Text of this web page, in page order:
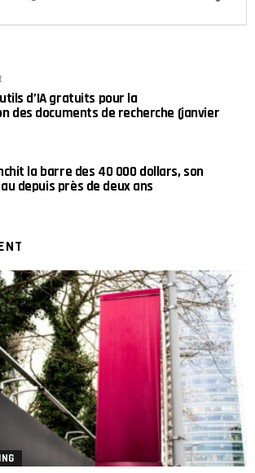
d’IA gratuits pour la
des documents de recherche (janvier
la barre des 40 000 dollars, son
depuis près de deux ans